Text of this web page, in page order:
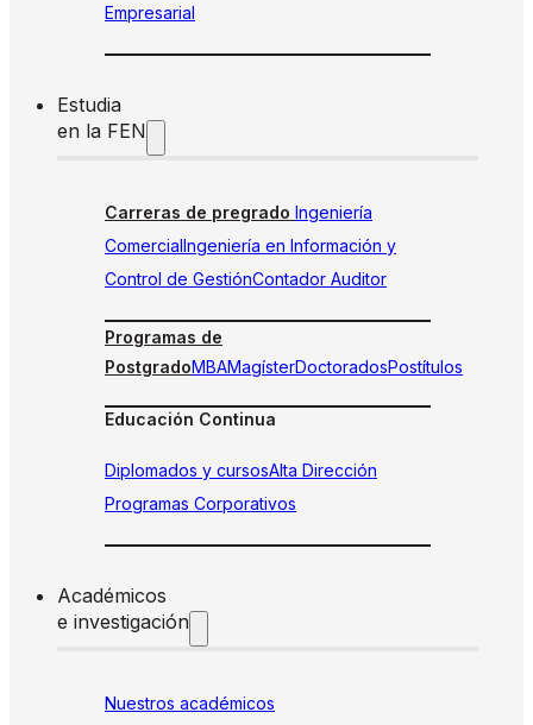
Empresarial
Estudia
en la FEN
Carreras de pregrado Ingeniería
ComercialIngeniería en Información y
Control de GestiónContador Auditor
Programas de
PostgradoMBAMagísterDoctoradosPostítulos
Educación Continua
Diplomados y cursosAlta Dirección
Programas Corporativos
Académicos
e investigación
Nuestros académicos